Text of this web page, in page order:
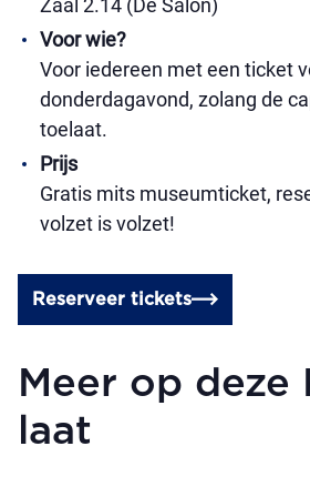
Zaal 2.14 (De Salon)
Voor wie?
Voor iedereen met een ticket
donderdagavond, zolang de
toelaat.
Prijs
Gratis mits museumticket,
volzet is volzet!
Reserveer tickets
Meer op deze
laat